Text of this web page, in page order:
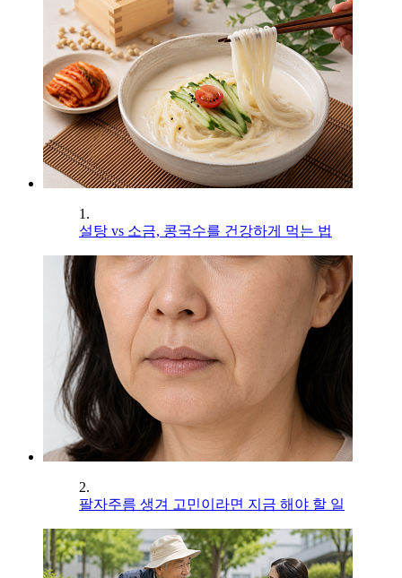
1.
설탕 vs 소금, 콩국수를 건강하게 먹는 법
2.
팔자주름 생겨 고민이라면 지금 해야 할 일